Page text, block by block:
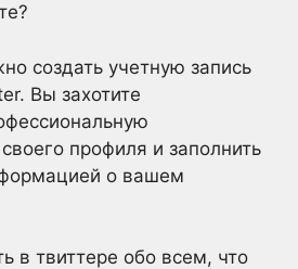
создать учетную запись
Вы захотите
профиля и заполнить
о вашем
в твиттере обо всем, что